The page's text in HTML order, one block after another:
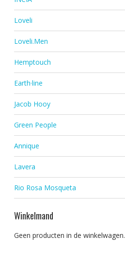
Loveli
Loveli.Men
Hemptouch
Earth·line
Jacob Hooy
Green People
Annique
Lavera
Rio Rosa Mosqueta
Winkelmand
Geen producten in de winkelwagen.